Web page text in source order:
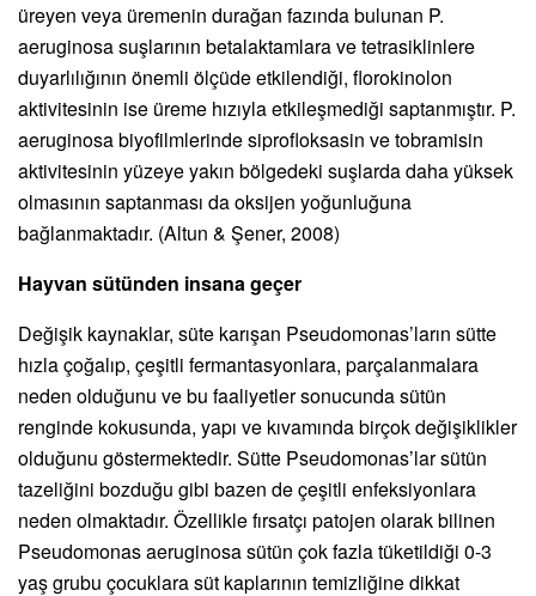
üreyen veya üremenin durağan fazında bulunan P.
aeruginosa suşlarının betalaktamlara ve tetrasiklinlere
duyarlılığının önemli ölçüde etkilendiği, florokinolon
aktivitesinin ise üreme hızıyla etkileşmediği saptanmıştır. P.
aeruginosa biyofilmlerinde siprofloksasin ve tobramisin
aktivitesinin yüzeye yakın bölgedeki suşlarda daha yüksek
olmasının saptanması da oksijen yoğunluğuna
bağlanmaktadır. (Altun & Şener, 2008)
Hayvan sütünden insana geçer
Değişik kaynaklar, süte karışan Pseudomonas’ların sütte
hızla çoğalıp, çeşitli fermantasyonlara, parçalanmalara
neden olduğunu ve bu faaliyetler sonucunda sütün
renginde kokusunda, yapı ve kıvamında birçok değişiklikler
olduğunu göstermektedir. Sütte Pseudomonas’lar sütün
tazeliğini bozduğu gibi bazen de çeşitli enfeksiyonlara
neden olmaktadır. Özellikle fırsatçı patojen olarak bilinen
Pseudomonas aeruginosa sütün çok fazla tüketildiği 0-3
yaş grubu çocuklara süt kaplarının temizliğine dikkat